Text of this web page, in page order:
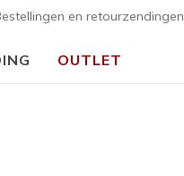
en retourzendingen
OUTLET